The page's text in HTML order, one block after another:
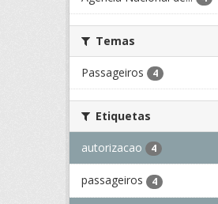
Temas
Passageiros 4
Etiquetas
autorizacao 4
passageiros 4